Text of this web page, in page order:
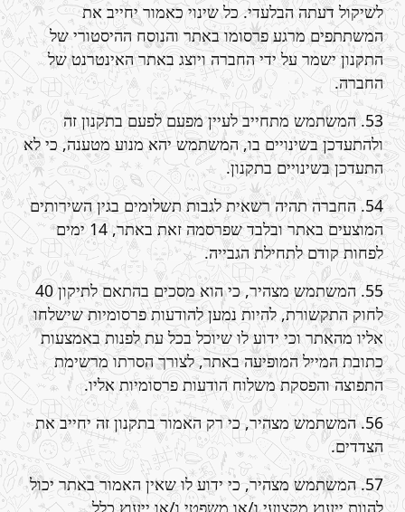
לשיקול דעתה הבלעדי. כל שינוי כאמור יחייב את
המשתתפים מרגע פרסומו באתר והנוסח ההיסטורי של
התקנון ישמר על ידי החברה ויוצג באתר האינטרנט של
החברה.
53. המשתמש מתחייב לעיין מפעם לפעם בתקנון זה
ולהתעדכן בשינויים בו, המשתמש יהא מנוע מטענה, כי לא
התעדכן בשינויים בתקנון.
54. החברה תהיה רשאית לגבות תשלומים בגין השירותים
המוצעים באתר ובלבד שפרסמה זאת באתר, 14 ימים
לפחות קודם לתחילת הגבייה.
55. המשתמש מצהיר, כי הוא מסכים בהתאם לתיקון 40
לחוק התקשורת, להיות נמען להודעות פרסומיות שישלחו
אליו מהאתר וכי ידוע לו שיוכל בכל עת לפנות באמצעות
כתובת המייל המופיעה באתר, לצורך הסרתו מרשימת
התפוצה והפסקת משלוח הודעות פרסומיות אליו.
56. המשתמש מצהיר, כי רק האמור בתקנון זה יחייב את
הצדדים.
57. המשתמש מצהיר, כי ידוע לו שאין האמור באתר יכול
להוות ייעוץ מקצועי ו/או משפטי ו/או ייעוץ כלל.